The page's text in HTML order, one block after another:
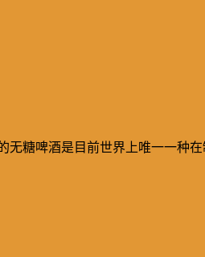
无糖啤酒是目前世界上唯一一种